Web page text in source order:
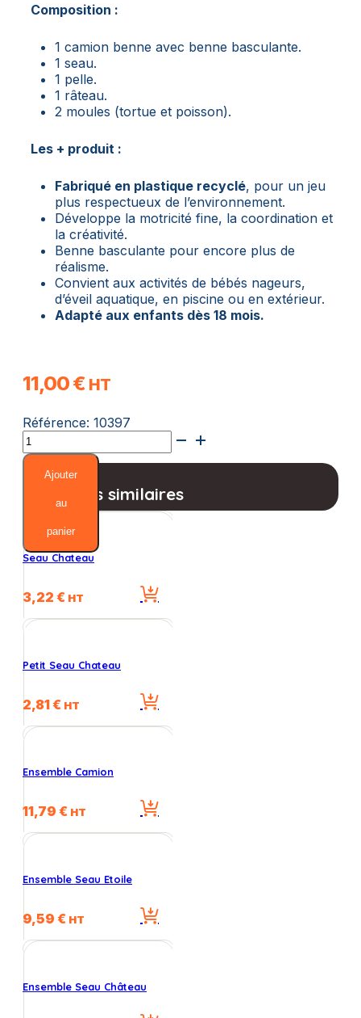
Composition :
1 camion benne avec benne basculante.
1 seau.
1 pelle.
1 râteau.
2 moules (tortue et poisson).
Les + produit :
Fabriqué en plastique recyclé, pour un jeu
plus respectueux de l’environnement.
Développe la motricité fine, la coordination et
la créativité.
Benne basculante pour encore plus de
réalisme.
Convient aux activités de bébés nageurs,
d’éveil aquatique, en piscine ou en extérieur.
Adapté aux enfants dès 18 mois.
11,00€ HT
Référence: 10397
quantité
de
Ensemble
camion
"recyclé"
🌱
Ajouter
au
panier
Produits similaires
Seau Chateau
3,22 € HT
Petit Seau Chateau
2,81€ HT
Ensemble Camion
11,79 € HT
Ensemble Seau Etoile
9,59 € HT
Ensemble Seau Château